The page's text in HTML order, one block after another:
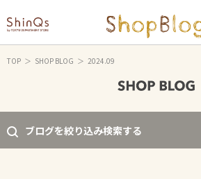
TOP SHOP BLOG 2024.09
ブログを絞り込み検索する